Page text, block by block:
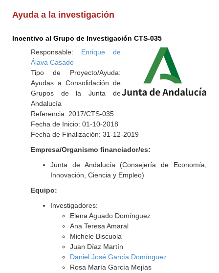
Ayuda a la investigación
Incentivo al Grupo de Investigación CTS-035
Responsable: Enrique de
Álava Casado
Tipo de Proyecto/Ayuda:
Ayudas a Consolidación de
Grupos de la Junta de
Andalucía
Referencia: 2017/CTS-035
Fecha de Inicio: 01-10-2018
Fecha de Finalización: 31-12-2019
Empresa/Organismo financiador/es:
Junta de Andalucía (Consejería de Economía,
Innovación, Ciencia y Empleo)
Equipo:
Investigadores:
Elena Aguado Domínguez
Ana Teresa Amaral
Michele Biscuola
Juan Díaz Martín
Daniel José García Domínguez
Rosa María García Mejías